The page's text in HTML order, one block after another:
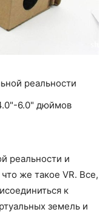
реальности
6.0" дюймов
реальности и
же такое VR. Все,
к
земель и